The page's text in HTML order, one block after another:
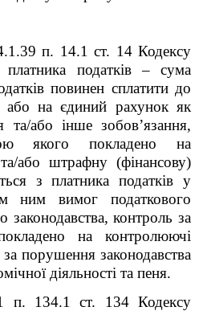
п. 14.1 ст. 14 Кодексу
податків – сума
повинен сплатити до
або на єдиний рахунок як
та/або інше зобов’язання,
якого покладено на
або штрафну (фінансову)
з платника податків у
ним вимог податкового
законодавства, контроль за
на контролюючі
порушення законодавства
діяльності та пеня.
п. 134.1 ст. 134 Кодексу